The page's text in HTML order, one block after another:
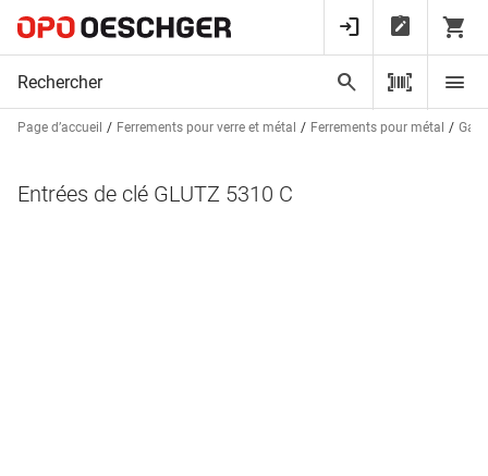
Page d’accueil Ferrements pour verre et métal Ferrements pour métal
Entrées de clé GLUTZ 5310 C